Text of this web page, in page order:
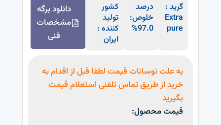
گرید :
Extra
pure
درصد
خلوص:
97.0%
کشور
تولید
کننده :
ایران
دانلود برگه
مشخصات
فنی
به علت نوسانات قیمت لطفا قبل از اقدام به
خرید از طریق تماس تلفنی استعلام قیمت
بگیرید
قیمت محصول: